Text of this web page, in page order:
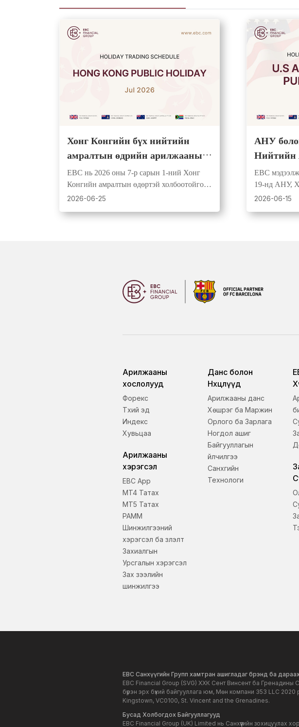
Хонг Конгийн бүх нийтийн
амралтын өдрийн арилжааны
хуваарь | 2026 оны 7-р сарын 1
EBC нь 2026 оны 7-р сарын 1-ний Хонг
Конгийн амралтын өдөртэй холбоотойгоор
арилжааны цагийг өөрчилж, хөрвөх
2026-06-25
АНУ
Нийтийн
EBC
19-нд АНУ,
арилжааны
2026-06-15
Арилжааны
хослолууд
Форекс
Түүхий эд
Индекс
Хувьцаа
Арилжааны
хэрэгсэл
EBC App
MT4 Татах
MT5 Татах
PAMM
Шинжилгээний
хэрэгсэл ба үзүүлэлт
Захиалгын
Урсгалын хэрэгсэл
Зах зээлийн
шинжилгээ
Данс болон
Нөхцөлүүд
Арилжааны данс
Хөшүүрэг ба Маржин
Орлого ба Зарлага
Ногдол ашиг
Байгууллагын
үйлчилгээ
Санхүүгийн
Технологи
EBC Санхүүгийн Групп хамтран ашигладаг брэнд ба
EBC Financial Group (SVG) ХХК Сент Винсент ба Гренадины
бүрэн эрх бүхий байгууллага юм, Мөн компани 353 LLC 2020
Kingstown, VC0100, St. Vincent and the Grenadines.
Бусад Холбогдох Байгууллагууд
EBC Financial Group (UK) Limited нь Санхүүгийн зохицуулах